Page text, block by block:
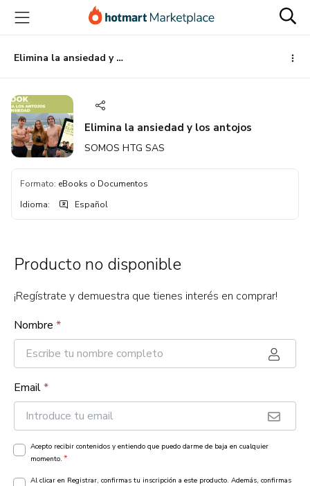
principal
página
de
página
Elimina la ansiedad y los antojos
Elimina la ansiedad y los antojos
SOMOS HTG SAS
Formato: eBooks o Documentos
Idioma: Español
Producto no disponible
¡Regístrate y demuestra que tienes interés en comprar!
Nombre *
Email*
Acepto recibir contenidos y entiendo que puedo darme de baja en cualquier
momento. *
Al clicar en Registrar, confirmas tu inscripción a este producto. Además, confirmas